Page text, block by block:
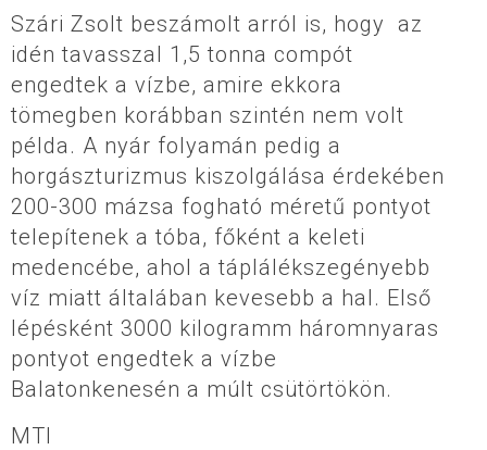
Szári Zsolt beszámolt arról is, hogy az
idén tavasszal 1,5 tonna compót
engedtek a vízbe, amire ekkora
tömegben korábban szintén nem volt
példa. A nyár folyamán pedig a
horgászturizmus kiszolgálása érdekében
200-300 mázsa fogható méretű pontyot
telepítenek a tóba, főként a keleti
medencébe, ahol a táplálékszegényebb
víz miatt általában kevesebb a hal. Első
lépésként 3000 kilogramm háromnyaras
pontyot engedtek a vízbe
Balatonkenesén a múlt csütörtökön.
MTI